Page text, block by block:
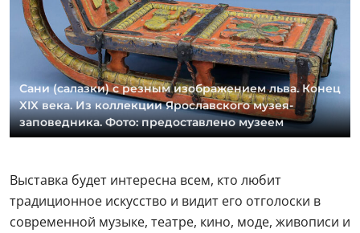
Сани (салазки) с резным изображением льва. Конец
XIX века. Из коллекции Ярославского музея-
заповедника. Фото: предоставлено музеем
Выставка будет интересна всем, кто любит
традиционное искусство и видит его отголоски в
современной музыке, театре, кино, моде, живописи и